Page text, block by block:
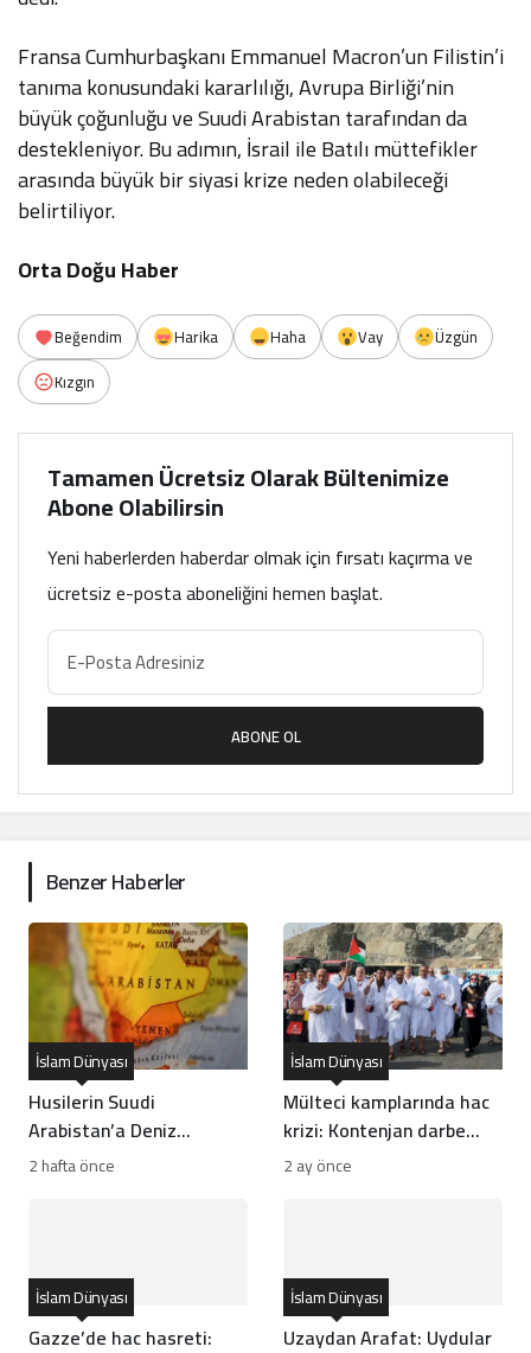
Fransa Cumhurbaşkanı Emmanuel Macron’un Filistin’i
tanıma konusundaki kararlılığı, Avrupa Birliği’nin
büyük çoğunluğu ve Suudi Arabistan tarafından da
destekleniyor. Bu adımın, İsrail ile Batılı müttefikler
arasında büyük bir siyasi krize neden olabileceği
belirtiliyor.
Orta Doğu Haber
Beğendim Harika Haha Vay
Üzgün
Kızgın
Tamamen Ücretsiz Olarak Bültenimize
Abone Olabilirsin
Yeni haberlerden haberdar olmak için fırsatı kaçırma ve
ücretsiz e-posta aboneliğini hemen başlat.
ABONE OL
Benzer Haberler
Husilerin Suudi
Arabistan’a Deniz
Ambargosu ve
İslam Dünyası
2 hafta önce
Mülteci kamplarında hac
krizi: Kontenjan darbe
vurdu
İslam Dünyası
2 ay önce
Gazze’de hac hasreti:
İslam Dünyası
Uzaydan Arafat: Uydular
İslam Dünyası